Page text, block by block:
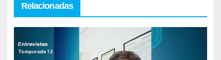
Relacionadas